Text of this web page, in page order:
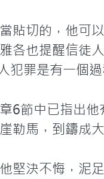
貼切的，他
各也提醒信徒
犯罪是有一個
6節中已指出
勒馬，到鑄成
堅決不悔，泥